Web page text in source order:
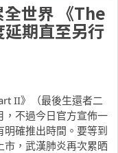
全世界 《The
期直至另行
II》（最後生還者二
，不過今日官方宣佈一
確推出時間。要等到
市，武漢肺炎再次累晒